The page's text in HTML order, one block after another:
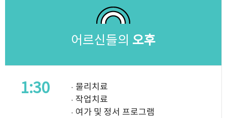
어르신들의 오후
1:30
· 물리치료
· 작업치료
· 여가 및 정서 프로그램